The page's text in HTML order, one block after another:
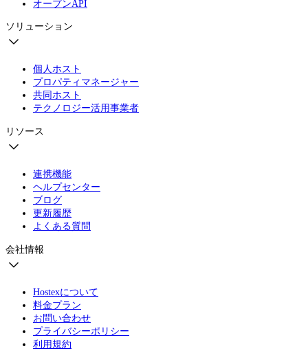
オープンAPI
ソリューション
個人ホスト
プロパティマネージャー
共同ホスト
テクノロジー活用事業者
リソース
連携機能
ヘルプセンター
ブログ
更新履歴
よくある質問
会社情報
Hostexについて
料金プラン
お問い合わせ
プライバシーポリシー
利用規約